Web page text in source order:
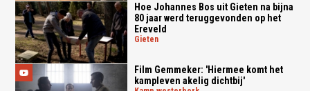
Hoe Johannes Bos uit Gieten na bijna
80 jaar werd teruggevonden op het
Ereveld
gieten
Film Gemmeker: 'Hiermee komt het
kampleven akelig dichtbij'